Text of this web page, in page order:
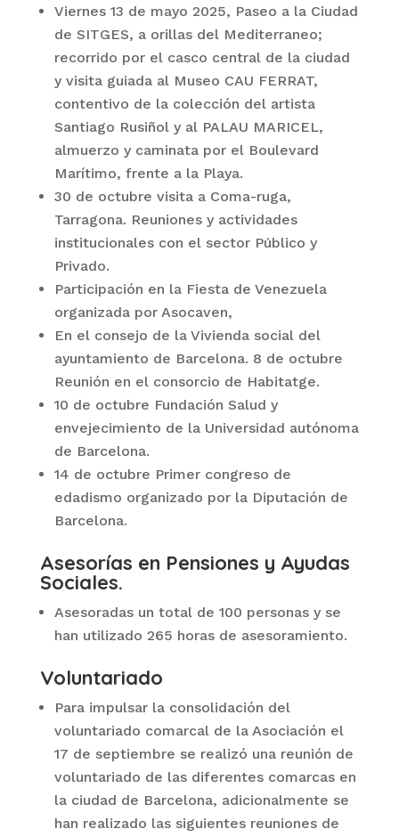
Viernes 13 de mayo 2025, Paseo a la Ciudad
de SITGES, a orillas del Mediterraneo;
recorrido por el casco central de la ciudad
y visita guiada al Museo CAU FERRAT,
contentivo de la colección del artista
Santiago Rusiñol y al PALAU MARICEL,
almuerzo y caminata por el Boulevard
Marítimo, frente a la Playa.
30 de octubre visita a Coma-ruga,
Tarragona. Reuniones y actividades
institucionales con el sector Público y
Privado.
Participación en la Fiesta de Venezuela
organizada por Asocaven,
En el consejo de la Vivienda social del
ayuntamiento de Barcelona. 8 de octubre
Reunión en el consorcio de Habitatge.
10 de octubre Fundación Salud y
envejecimiento de la Universidad autónoma
de Barcelona.
14 de octubre Primer congreso de
edadismo organizado por la Diputación de
Barcelona.
Asesorías en Pensiones y Ayudas
Sociales.
Asesoradas un total de 100 personas y se
han utilizado 265 horas de asesoramiento.
Voluntariado
Para impulsar la consolidación del
voluntariado comarcal de la Asociación el
17 de septiembre se realizó una reunión de
voluntariado de las diferentes comarcas en
la ciudad de Barcelona, adicionalmente se
han realizado las siguientes reuniones de